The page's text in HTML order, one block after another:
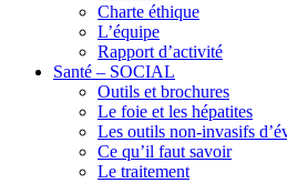
Charte éthique
L’équipe
Rapport d’activité
Santé – SOCIAL
Outils et brochures
Le foie et les hépatites
Les outils non-invasifs
Ce qu’il faut savoir
Le traitement